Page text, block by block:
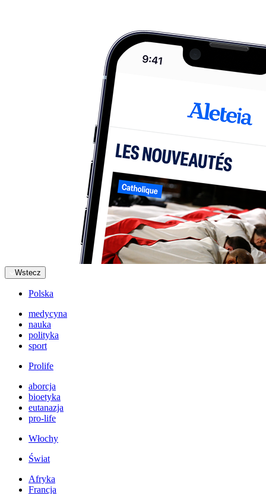
Wstecz
Polska
medycyna
nauka
polityka
sport
Prolife
aborcja
bioetyka
eutanazja
pro-life
Włochy
Świat
Afryka
Francja